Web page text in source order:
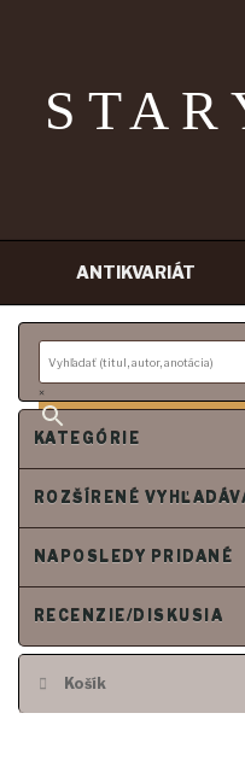
ANTIKVARIÁT
na
×
KATEGÓRIE
ROZŠÍRENÉ
NAPOSLEDY PRIDANÉ
RECENZIE/DISKUSIA
Košík